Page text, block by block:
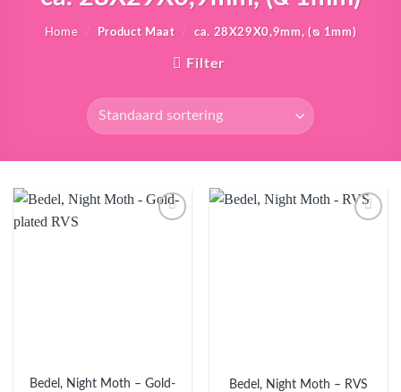
Home / Product Maat / ca. 28X29X0,9mm, (ᴓ 1mm)
Filter
Bedel, Night Moth – Gold-
Bedel, Night Moth – RVS